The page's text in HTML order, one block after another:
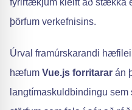
fyrirtækjum kleift að stækka
þörfum verkefnisins.
Úrval framúrskarandi
hæfum Vue.js forritarar án
langtímaskuldbindingu